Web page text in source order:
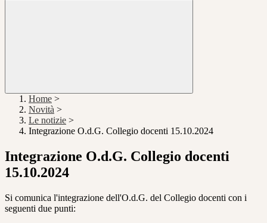
Home >
Novità >
Le notizie >
Integrazione O.d.G. Collegio docenti 15.10.2024
Integrazione O.d.G. Collegio docenti
15.10.2024
Si comunica l'integrazione dell'O.d.G. del Collegio docenti con i
seguenti due punti: